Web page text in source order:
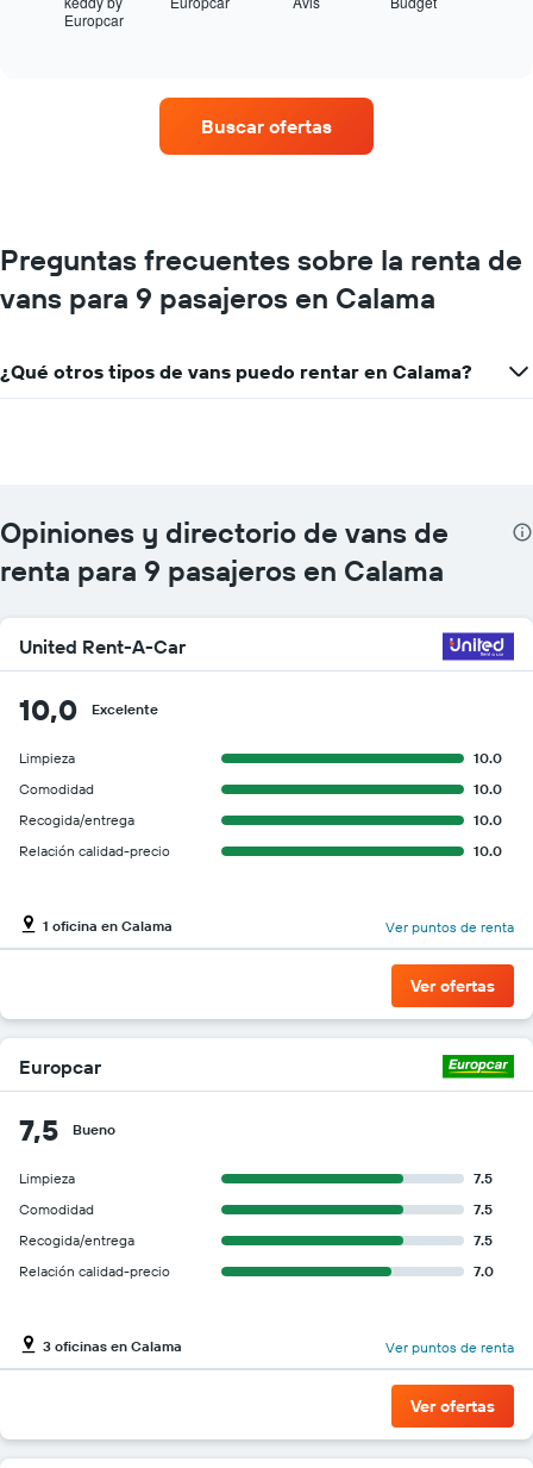
gráfico
muestra
que
de
autos.
El
gráfico
eje
Y
que
indica
precio
más
barato
un
renta
por
Europcar
Buscar ofertas
Preguntas frecuentes sobre la renta de
vans para 9 pasajeros en Calama
¿Qué otros tipos de vans puedo rentar en Calama?
Opiniones y directorio de vans de
renta para 9 pasajeros en Calama
United Rent-A-Car
10,0 Excelente
Limpieza
10.0
Comodidad
10.0
Recogida/entrega
10.0
Relación calidad-precio
10.0
1 oficina en Calama Ver puntos de renta
Ver ofertas
Europcar
7,5 Bueno
Limpieza
7.5
Comodidad
7.5
Recogida/entrega
7.5
Relación calidad-precio
7.0
3 oficinas en Calama Ver puntos de renta
Ver ofertas